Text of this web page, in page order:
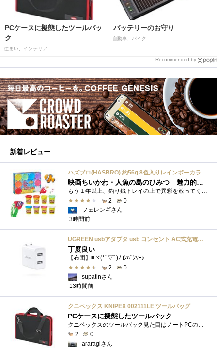
PCケースに擬態したツールバッ
ク
住まい、インテリア
バッテリーのお守り
自動車、バイク
Recommended by
新着レビュー
ハズブロ(HASBRO) 約56g 8色入りレインボーカラーのプレイ・ドー、新学期用品、2才以上のプリスクールの子供向け、子供向けのアート&クラフト 粘土 ねんど、こどもの日、子供の日プレゼント
映画ちいかわ・人魚の島のひみつ 魅力的なビラン：セイレーンを造ってみた
もう１年以上、釣り銭トレイの上で異彩を放ってくれたミャクミャクのマグネット 映画ちいかわ人魚の島のひみつを鑑賞後、素敵なビランのセイ...
2
0
フェレンギさん
3時間前
UGREEN usbアダプタ usb コンセント AC式充電器 3.1A PSE認証済み 折りたたみ式プラグ 2ポート
丁度良い
【布団】≡ヾ(*ﾟ▽ﾟ)ﾉｺﾝﾊﾞﾝﾜｰ♪
2
0
supatinさん
13時間前
クニペックス KNIPEX 002111LE ツールバッグ
PCケースに擬態したツールバック
2
0
araragiさん